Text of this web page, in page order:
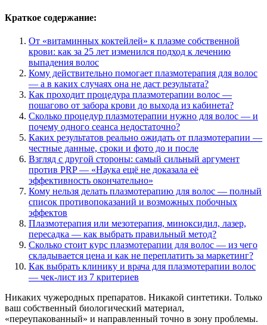
Краткое содержание:
От «витаминных коктейлей» к плазме собственной
крови: как за 25 лет изменился подход к лечению
выпадения волос
Кому действительно помогает плазмотерапия для волос
— а в каких случаях она не даст результата?
Как проходит процедура плазмотерапии волос —
пошагово от забора крови до выхода из кабинета?
Сколько процедур плазмотерапии нужно для волос — и
почему одного сеанса недостаточно?
Каких результатов реально ожидать от плазмотерапии —
честные данные, сроки и фото до и после
Взгляд с другой стороны: самый сильный аргумент
против PRP — «Наука ещё не доказала её
эффективность окончательно»
Кому нельзя делать плазмотерапию для волос — полный
список противопоказаний и возможных побочных
эффектов
Плазмотерапия или мезотерапия, миноксидил, лазер,
пересадка — как выбрать правильный метод?
Сколько стоит курс плазмотерапии для волос — из чего
складывается цена и как не переплатить за маркетинг?
Как выбрать клинику и врача для плазмотерапии волос
— чек-лист из 7 критериев
Никаких чужеродных препаратов. Никакой синтетики. Только
ваш собственный биологический материал,
«переупакованный» и направленный точно в зону проблемы.